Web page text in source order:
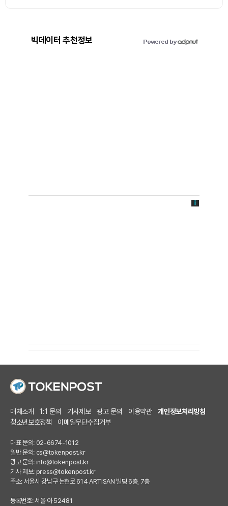
빅데이터 추천정보
매체소개 1:1 문의 기사제보 광고 문의 이용약관
개인정보처리방침
청소년보호정책
이메일무단수집거부
대표 문의: 02-6674-1012
일반 문의: cs@tokenpost.kr
광고 문의: info@tokenpost.kr
기사 제보: press@tokenpost.kr
주소: 서울시 강남구 논현로 614 ARTISAN 빌딩 6층, 7층
등록번호: 서울 아 52481